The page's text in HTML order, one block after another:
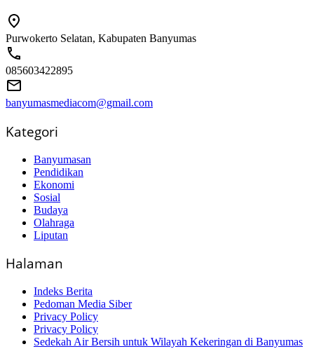
Purwokerto Selatan, Kabupaten Banyumas
085603422895
banyumasmediacom@gmail.com
Kategori
Banyumasan
Pendidikan
Ekonomi
Sosial
Budaya
Olahraga
Liputan
Halaman
Indeks Berita
Pedoman Media Siber
Privacy Policy
Privacy Policy
Sedekah Air Bersih untuk Wilayah Kekeringan di Banyumas